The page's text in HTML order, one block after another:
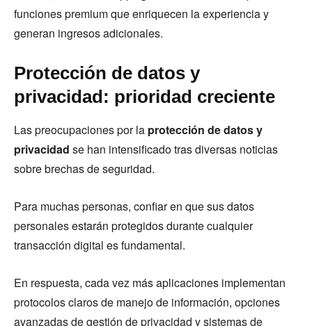
funciones premium que enriquecen la experiencia y
generan ingresos adicionales.
Protección de datos y
privacidad: prioridad creciente
Las preocupaciones por la protección de datos y
privacidad se han intensificado tras diversas noticias
sobre brechas de seguridad.
Para muchas personas, confiar en que sus datos
personales estarán protegidos durante cualquier
transacción digital es fundamental.
En respuesta, cada vez más aplicaciones implementan
protocolos claros de manejo de información, opciones
avanzadas de gestión de privacidad y sistemas de